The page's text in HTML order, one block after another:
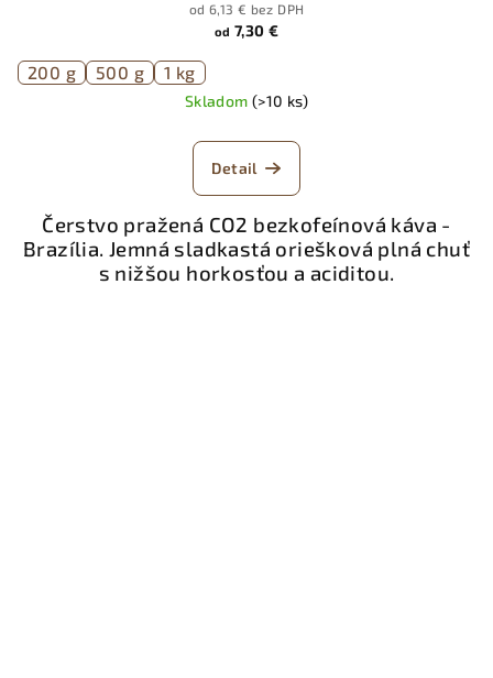
od 6,13 € bez DPH
od 7,30 €
200 g 500 g 1 kg
Skladom (>10 ks)
Detail
Čerstvo pražená CO2 bezkofeínová káva -
Brazília. Jemná sladkastá oriešková plná chuť
s nižšou horkosťou a aciditou.